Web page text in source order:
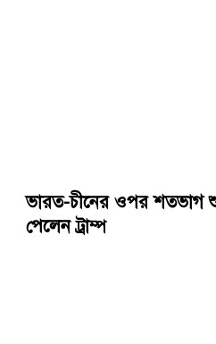
ভারত-চীনের ওপর শতভাগ
পেলেন ট্রাম্প